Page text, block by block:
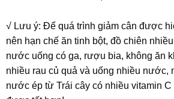
√ Lưu ý: Để quá trình giảm cân được
nên hạn chế ăn tinh bột, đồ chiên
nước uống có ga, rượu bia, không ăn
nhiều rau củ quả và uống nhiều nước,
nước ép từ Trái cây có nhiều vitamin